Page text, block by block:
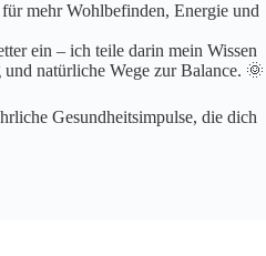
mehr Wohlbefinden, Energie und
ein – ich teile darin mein Wissen
natürliche Wege zur Balance. 🌞
Gesundheitsimpulse, die dich